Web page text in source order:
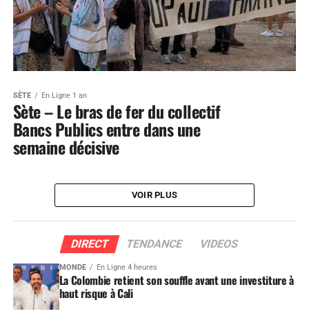
SÈTE En Ligne 1 an
Sète – Le bras de fer du collectif
Bancs Publics entre dans une
semaine décisive
VOIR PLUS
DIRECT TENDANCE VIDEOS
MONDE En Ligne 4 heures
La Colombie retient son souffle avant une investiture à
haut risque à Cali